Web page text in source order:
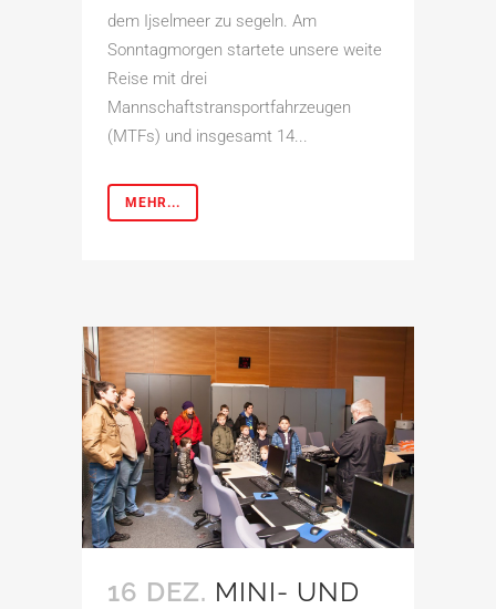
dem Ijselmeer zu segeln. Am
Sonntagmorgen startete unsere weite
Reise mit drei
Mannschaftstransportfahrzeugen
(MTFs) und insgesamt 14...
MEHR...
16 DEZ. MINI- UND